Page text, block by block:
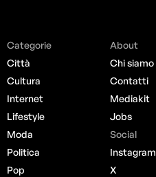
Categorie
Città
Cultura
Internet
Lifestyle
Moda
Politica
Pop
About
Chi siamo
Contatti
Mediakit
Jobs
Social
Instagram
X